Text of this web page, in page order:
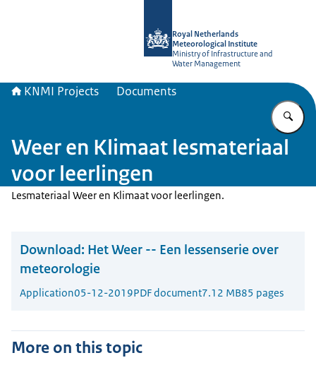
Royal Netherlands
Meteorological Institute
Ministry of Infrastructure and
Water Management
KNMI Projects Documents
Weer en Klimaat lesmateriaal
voor leerlingen
Lesmateriaal Weer en Klimaat voor leerlingen.
Download: Het Weer -- Een lessenserie over
meteorologie
Application05-12-2019PDF document7.12 MB85 pages
More on this topic